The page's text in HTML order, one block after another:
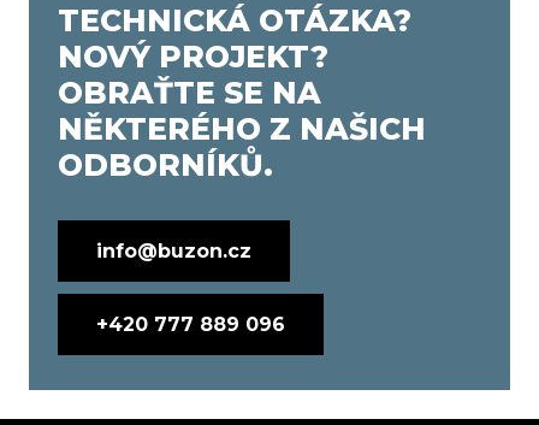
TECHNICKÁ OTÁZKA?
NOVÝ PROJEKT?
OBRAŤTE SE NA
NĚKTERÉHO Z NAŠICH
ODBORNÍKŮ.
info@buzon.cz
+420 777 889 096